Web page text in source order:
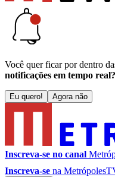
Você quer ficar por dentro
notificações em tempo real?
Eu quero! Agora não
Inscreva-se no canal
Inscreva-se na